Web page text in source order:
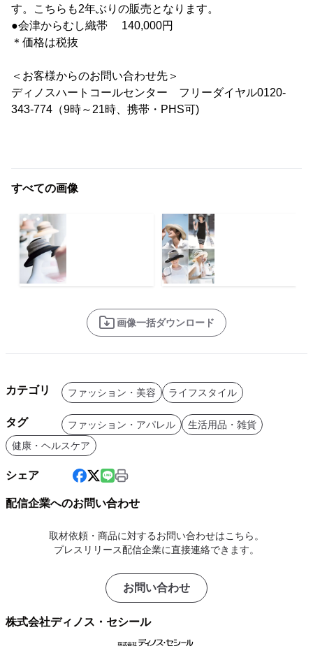
す。こちらも2年ぶりの販売となります。
●会津からむし織帯 140,000円
＊価格は税抜
＜お客様からのお問い合わせ先＞
ディノスハートコールセンター フリーダイヤル0120-
343-774（9時～21時、携帯・PHS可)
すべての画像
画像一括ダウンロード
カテゴリ ファッション・美容 ライフスタイル
タグ ファッション・アパレル
生活用品・雑貨
健康・ヘルスケア
シェア
配信企業へのお問い合わせ
取材依頼・商品に対するお問い合わせはこちら。
プレスリリース配信企業に直接連絡できます。
お問い合わせ
株式会社ディノス・セシール